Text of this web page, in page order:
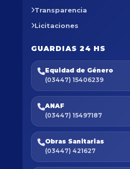
Transparencia
Licitaciones
GUARDIAS 24 HS
Equidad de Género
(03447) 15406239
ANAF
(03447) 15497187
Obras Sanitarias
(03447) 421627